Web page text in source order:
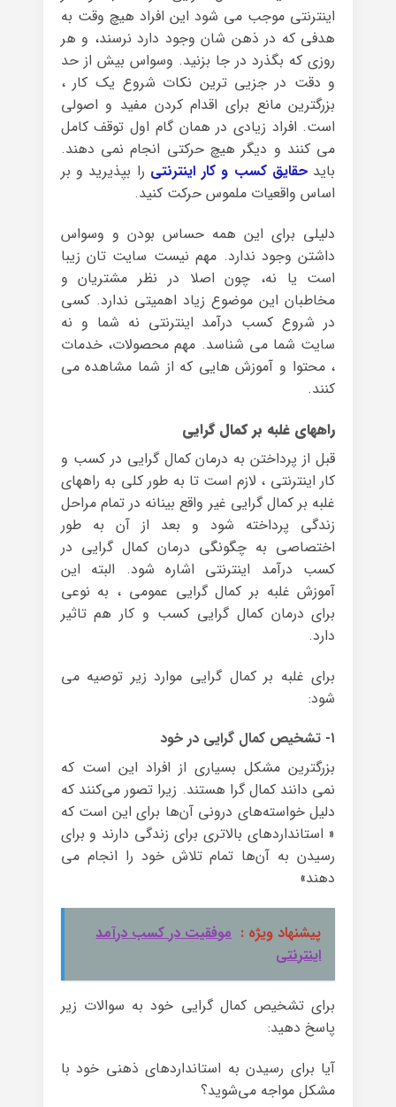
اینترنتی موجب می شود این افراد هیچ وقت به
هدفی که در ذهن شان وجود دارد نرسند، و هر
روزی که بگذرد در جا بزنید. وسواس بیش از حد
و دقت در جزیی ترین نکات شروع یک کار ،
بزرگترین مانع برای اقدام کردن مفید و اصولی
است. افراد زیادی در همان گام اول توقف کامل
می کنند و دیگر هیچ حرکتی انجام نمی دهند.
بایدحقایق کسب و کار اینترنتی را بپذیرید و بر
اساس واقعیات ملموس حرکت کنید.
دلیلی برای این همه حساس بودن و وسواس
داشتن وجود ندارد. مهم نیست سایت تان زیبا
است یا نه، چون اصلا در نظر مشتریان و
مخاطبان این موضوع زیاد اهمیتی ندارد. کسی
در شروع کسب درآمد اینترنتی نه شما و نه
سایت شما می شناسد. مهم محصولات، خدمات
، محتوا و آموزش هایی که از شما مشاهده می
کنند.
راههای غلبه بر کمال گرایی
قبل از پرداختن به درمان کمال گرایی در کسب و
کار اینترنتی ، لازم است تا به طور کلی به راههای
غلبه بر کمال گرایی غیر واقع بینانه در تمام مراحل
زندگی پرداخته شود و بعد از آن به طور
اختصاصی به چگونگی درمان کمال گرایی در
کسب درآمد اینترنتی اشاره شود. البته این
آموزش غلبه بر کمال گرایی عمومی ، به نوعی
برای درمان کمال گرایی کسب و کار هم تاثیر
دارد.
برای غلبه بر کمال گرایی موارد زیر توصیه می
شود:
۱- تشخیص کمال گرایی در خود
بزرگترین مشکل بسیاری از افراد این است که
نمی دانند کمال گرا هستند. زیرا تصور می‌کنند که
دلیل خواسته‌های درونی آن‌ها برای این است که
« استانداردهای بالاتری برای زندگی دارند و برای
رسیدن به آن‌ها تمام تلاش خود را انجام می
دهند»
پیشنهاد ویژه : موفقیت در کسب درآمد
اینترنتی
برای تشخیص کمال گرایی خود به سوالات زیر
پاسخ دهید:
آیا برای رسیدن به استانداردهای ذهنی خود با
مشکل مواجه می‌شوید؟